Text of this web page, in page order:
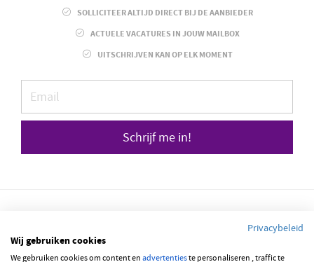
SOLLICITEER ALTIJD DIRECT BIJ DE AANBIEDER
ACTUELE VACATURES IN JOUW MAILBOX
UITSCHRIJVEN KAN OP ELK MOMENT
Schrijf me in!
Privacybeleid
Wij gebruiken cookies
We gebruiken cookies om content en advertentieste personaliseren , traffic te